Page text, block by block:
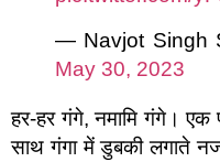
— Navjot Singh
May 30, 2023
हर-हर गंगे, नमामि गंगे। एक
साथ गंगा में डुबकी लगाते